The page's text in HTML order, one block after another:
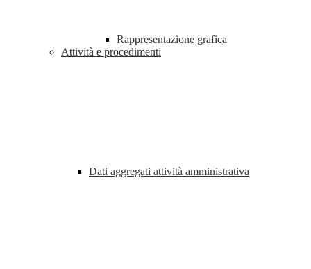
Rappresentazione grafica
Attività e procedimenti
Dati aggregati attività amministrativa